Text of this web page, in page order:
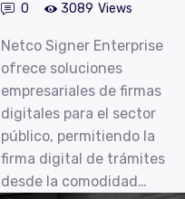
0
3089 Views
Netco Signer Enterprise
ofrece soluciones
empresariales de firmas
digitales para el sector
público, permitiendo la
firma digital de trámites
desde la comodidad…